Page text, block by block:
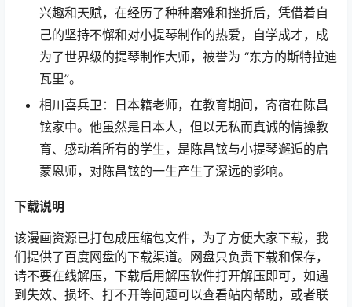
兴趣和天赋，在经历了种种磨难和挫折后，凭借着自
己的坚持不懈和对小提琴制作的热爱，自学成才，成
为了世界级的提琴制作大师，被誉为 “东方的斯特拉迪
瓦里”。
相川喜兵卫：日本籍老师，在教育期间，寄宿在陈昌
铉家中。他虽然是日本人，但以无私而真诚的情操教
育、感动着所有的学生，是陈昌铉与小提琴邂逅的启
蒙恩师，对陈昌铉的一生产生了深远的影响。
下载说明
该漫画资源已打包成压缩包文件，为了方便大家下载，我
们提供了百度网盘的下载渠道。网盘只负责下载和保存，
请不要在线解压，下载后用解压软件打开解压即可，如遇
到失效、损坏、打不开等问题可以查看站内帮助，或者联